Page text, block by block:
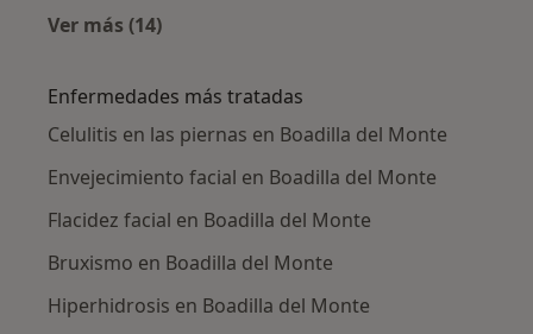
Ver más (14)
Enfermedades más tratadas
Celulitis en las piernas en Boadilla del Monte
Envejecimiento facial en Boadilla del Monte
Flacidez facial en Boadilla del Monte
Bruxismo en Boadilla del Monte
Hiperhidrosis en Boadilla del Monte